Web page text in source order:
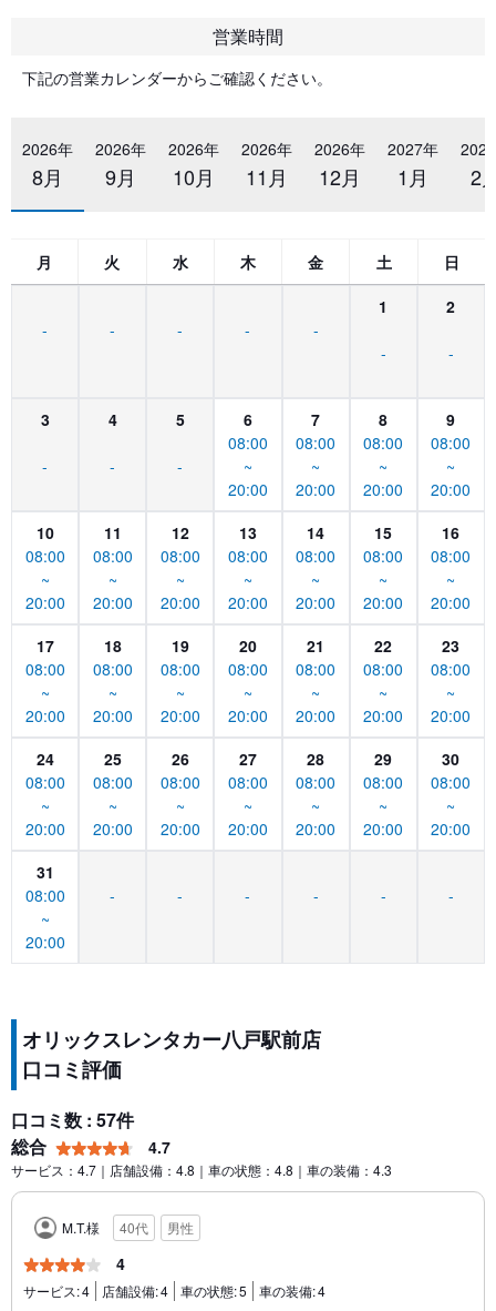
営業時間
下記の営業カレンダーからご確認ください。
2026年
8月
2026年
9月
2026年
10月
2026年
11月
2026年
12月
2027年
1月 2
月 火 水 木 金 土 日
- - - - -
1
-
2
-
3
-
4
-
5
-
6
08:00
~
20:00
7
08:00
~
20:00
8
08:00
~
20:00
9
08:00
~
20:00
10
08:00
~
20:00
11
08:00
~
20:00
12
08:00
~
20:00
13
08:00
~
20:00
14
08:00
~
20:00
15
08:00
~
20:00
16
08:00
~
20:00
17
08:00
~
20:00
18
08:00
~
20:00
19
08:00
~
20:00
20
08:00
~
20:00
21
08:00
~
20:00
22
08:00
~
20:00
23
08:00
~
20:00
24
08:00
~
20:00
25
08:00
~
20:00
26
08:00
~
20:00
27
08:00
~
20:00
28
08:00
~
20:00
29
08:00
~
20:00
30
08:00
~
20:00
31
08:00
~
20:00
- - - - - -
オリックスレンタカー八戸駅前店
口コミ評価
口コミ数 : 57件
総合
4.7
サービス：4.7｜店舗設備：4.8｜車の状態：4.8｜車の装備：4.3
M.T.様 40代 男性
4
サービス:4 店舗設備:4 車の状態:5 車の装備:4